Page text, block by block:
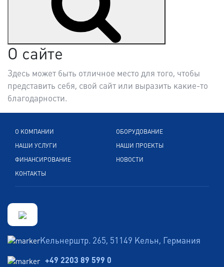
О сайте
Здесь может быть отличное место для того, чтобы
представить себя, свой сайт или выразить какие-то
благодарности.
О КОМПАНИИ
НАШИ УСЛУГИ
ФИНАНСИРОВАНИЕ
КОНТАКТЫ
ОБОРУДОВАНИЕ
НАШИ ПРОЕКТЫ
НОВОСТИ
Кельнерштр. 265, 51149 Кельн, Германия
+49 2203 89 599 0